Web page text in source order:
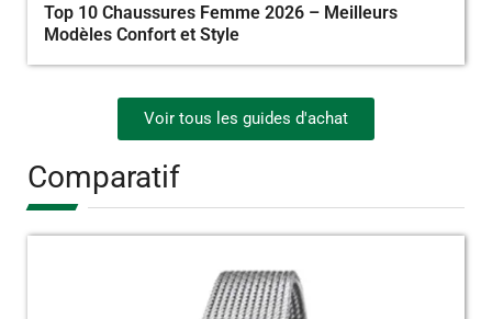
Top 10 Chaussures Femme 2026 – Meilleurs
Modèles Confort et Style
Voir tous les guides d'achat
Comparatif